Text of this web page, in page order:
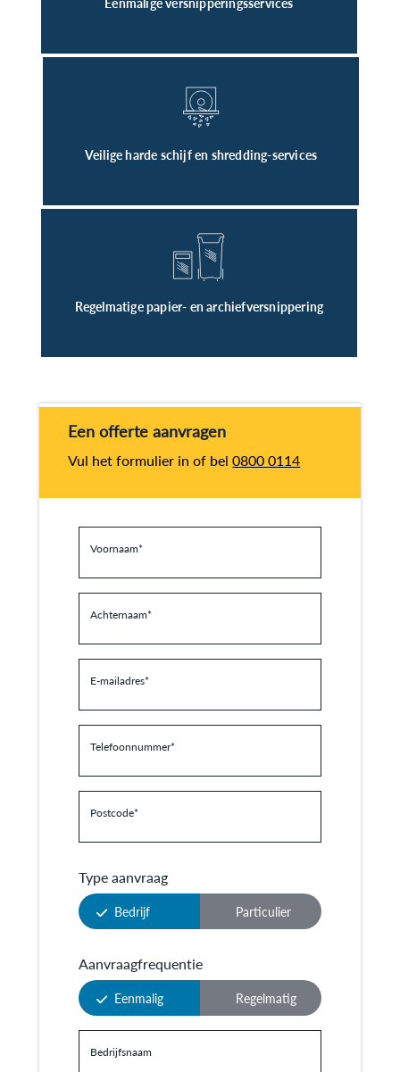
Veilige harde schijf en shredding-services
Regelmatige papier- en archiefversnippering
Een offerte aanvragen
Vul het formulier in of bel0800 0114
Voornaam*
Achternaam*
E-mailadres*
Telefoonnummer*
Postcode*
Type aanvraag
Bedrijf Particulier
Aanvraagfrequentie
Eenmalig Regelmatig
Bedrijfsnaam